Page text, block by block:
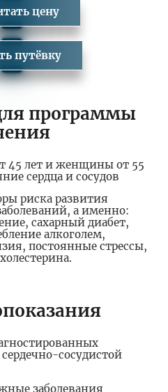
цену
путёвку
программы
45 лет и женщины от 55
сердца и сосудов
риска развития
а именно:
сахарный диабет,
алкоголем,
постоянные стрессы,
сосудистой
заболевания